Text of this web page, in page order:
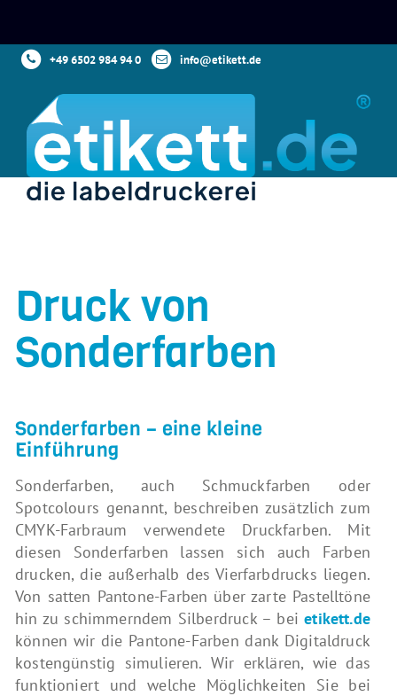
+49 6502 984 94 0 info@etikett.de
Druck von
Sonderfarben
Sonderfarben – eine kleine
Einführung
Sonderfarben, auch Schmuckfarben oder
Spotcolours genannt, beschreiben zusätzlich zum
CMYK-Farbraum verwendete Druckfarben. Mit
diesen Sonderfarben lassen sich auch Farben
drucken, die außerhalb des Vierfarbdrucks liegen.
Von satten Pantone-Farben über zarte Pastelltöne
hin zu schimmerndem Silberdruck – beietikett.de
können wir die Pantone-Farben dank Digitaldruck
kostengünstig simulieren. Wir erklären, wie das
funktioniert und welche Möglichkeiten Sie bei